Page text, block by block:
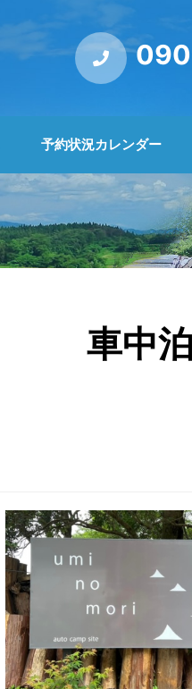
予約状況カレンダー
車中